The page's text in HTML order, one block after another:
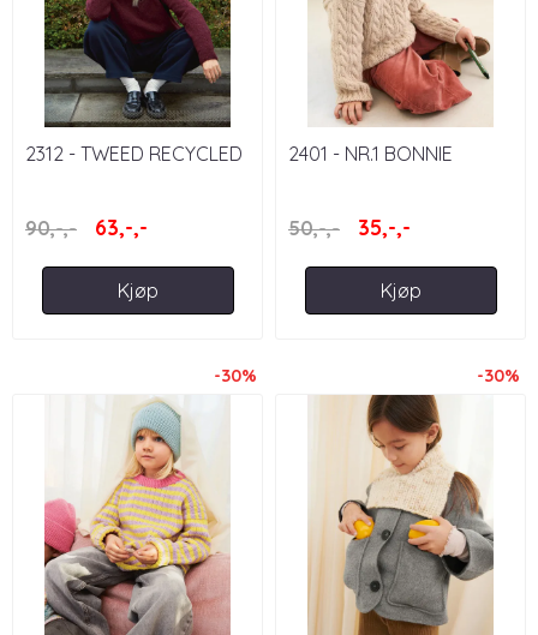
2312 - TWEED RECYCLED
90,-,- 63,-,-
Kjøp
2401 - NR.1 BONNIE
50,-,-
35,-,-
Kjøp
-30% -30%